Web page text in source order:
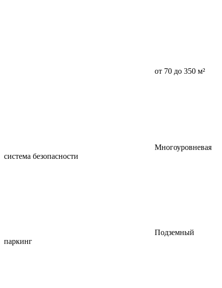
от 70 до 350 м²
Многоуровневая
система безопасности
Подземный
паркинг